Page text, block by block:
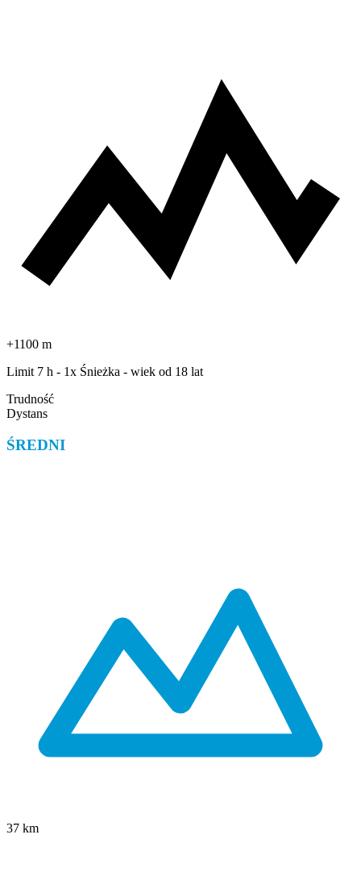
+1100 m
Limit 7 h - 1x Śnieżka - wiek od 18 lat
Trudność
Dystans
ŚREDNI
37 km